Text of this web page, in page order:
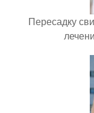
Пересадку